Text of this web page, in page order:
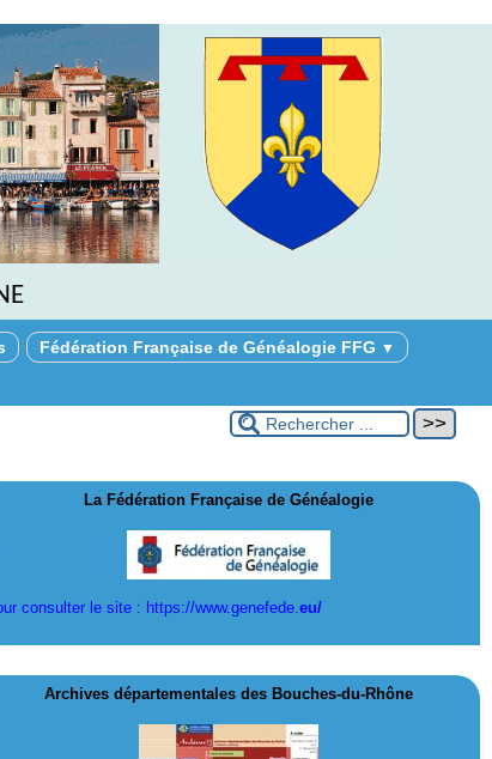
Fédération Française de Généalogie FFG ▼
La Fédération Française de Généalogie
consulter le site : https://www.genefede.eu/
Archives départementales des Bouches-du-Rhône